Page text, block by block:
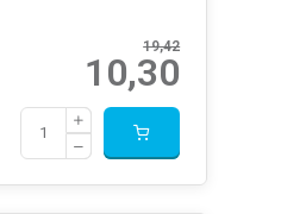
19,42
10,30